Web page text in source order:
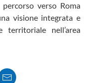
verso Roma
visione integrata e
nell’area